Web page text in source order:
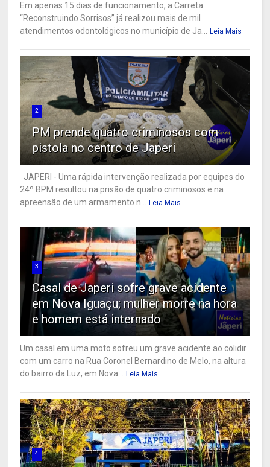
Em apenas 15 dias de funcionamento, a Carreta
“Reconstruindo Sorrisos” já realizou mais de mil
atendimentos odontológicos no município de Ja...
Leia Mais
2
PM prende quatro criminosos com
pistola no centro de Japeri
JAPERI - Uma rápida intervenção realizada por equipes do
24º BPM resultou na prisão de quatro criminosos e na
apreensão de um armamento n...
Leia Mais
3
Casal de Japeri sofre grave acidente
em Nova Iguaçu; mulher morre na hora
e homem está internado
Um casal em uma moto sofreu um grave acidente ao colidir
com um carro na Rua Coronel Bernardino de Melo, na altura
do bairro da Luz, em Nova...
Leia Mais
4